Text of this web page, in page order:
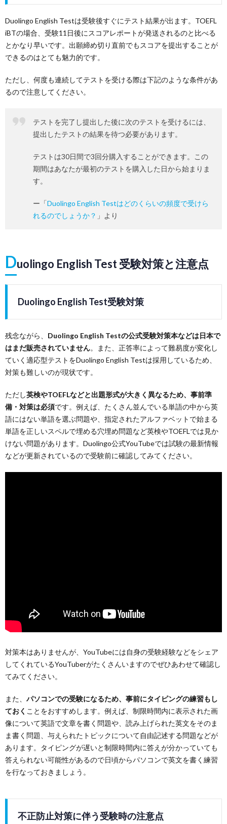
Duolingo English Testは受験後すぐにテスト結果が出ます。TOEFL
iBTの場合、受験11日後にスコアレポートが発送されるのと比べる
とかなり早いです。出願締め切り直前でもスコアを提出することが
できるのはとても魅力的です。
ただし、何度も連続してテストを受ける際は下記のような条件があ
るので注意してください。
テストを完了し提出した後に次のテストを受けるには、
提出したテストの結果を待つ必要があります。
テストは30日間で3回分購入することができます。この
期間はあなたが最初のテストを購入した日から始まりま
す。
ー「Duolingo English Testはどのくらいの頻度で受けら
れるのでしょうか？ 」より
Duolingo English Test 受験対策と注意点
Duolingo English Test受験対策
残念ながら、 Duolingo English Testの公式受験対策本などは日本で
はまだ販売されていません。また、正答率によって難易度が変化し
ていく適応型テストをDuolingo English Testは採用しているため、
対策も難しいのが現状です。
ただし英検やTOEFLなどと出題形式が大きく異なるため、事前準
備・対策は必須です。例えば、たくさん並んでいる単語の中から英
語にはない単語を選ぶ問題や、指定されたアルファベットで始まる
単語を正しいスペルで埋める穴埋め問題など英検やTOEFLでは見か
けない問題があります。Duolingo公式YouTubeでは試験の最新情報
などが更新されているので受験前に確認してみてください。
対策本はありませんが、YouTubeには自身の受験経験などをシェア
してくれているYouTuberがたくさんいますのでぜひあわせて確認し
てみてください。
また、 パソコンでの受験になるため、事前にタイピングの練習もし
ておく ことをおすすめします。例えば、制限時間内に表示された画
像について英語で文章を書く問題や、読み上げられた英文をそのま
ま書く問題、与えられたトピックについて自由記述する問題などが
あります。タイピングが遅いと制限時間内に答えが分かっていても
答えられない可能性があるので日頃からパソコンで英文を書く練習
を行なっておきましょう。
不正防止対策に伴う受験時の注意点